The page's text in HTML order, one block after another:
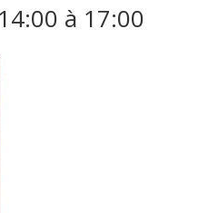
à 17:00